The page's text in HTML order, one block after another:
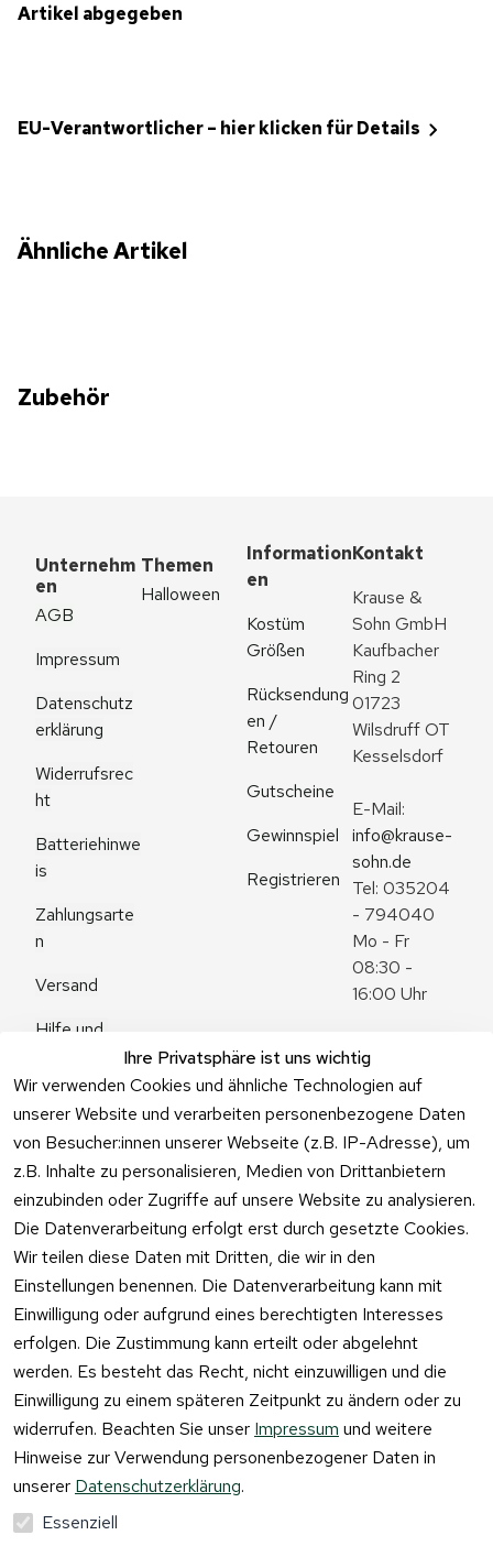
Artikel abgegeben
EU-Verantwortlicher – hier klicken für Details
Ähnliche Artikel
Zubehör
Ihre Privatsphäre ist uns wichtig
Wir verwenden Cookies und ähnliche Technologien auf
unserer Website und verarbeiten personenbezogene Daten
von Besucher:innen unserer Webseite (z.B. IP-Adresse), um
z.B. Inhalte zu personalisieren, Medien von Drittanbietern
einzubinden oder Zugriffe auf unsere Website zu analysieren.
Die Datenverarbeitung erfolgt erst durch gesetzte Cookies.
Wir teilen diese Daten mit Dritten, die wir in den
Einstellungen benennen. Die Datenverarbeitung kann mit
Einwilligung oder aufgrund eines berechtigten Interesses
erfolgen. Die Zustimmung kann erteilt oder abgelehnt
werden. Es besteht das Recht, nicht einzuwilligen und die
Einwilligung zu einem späteren Zeitpunkt zu ändern oder zu
widerrufen. Beachten Sie unser Impressum und weitere
Hinweise zur Verwendung personenbezogener Daten in
unserer Datenschutzerklärung.
Essenziell
Unternehm
en
AGB
Impressum
Datenschutz
erklärung
Widerrufsrec
ht
Batteriehinwe
is
Zahlungsarte
n
Versand
Hilfe und
Fragen
Themen
Halloween
Information
en
Kostüm
Größen
Rücksendung
en /
Retouren
Gutscheine
Gewinnspiel
Registrieren
Kontakt
Krause &
Sohn GmbH
Kaufbacher
Ring 2
01723
Wilsdruff OT
Kesselsdorf
info@krause-
sohn.de
Tel: 035204
- 794040
Mo - Fr
08:30 -
16:00 Uhr
Zum
Kontaktformu
lar
Vertrag
widerrufen